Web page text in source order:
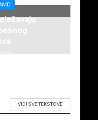
VIDI SVE TEKSTOVE